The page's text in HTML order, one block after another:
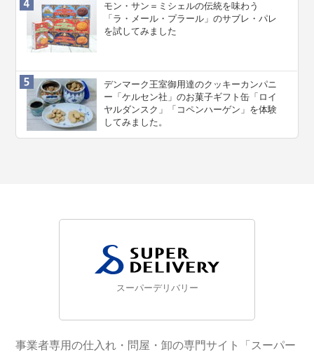
モン・サン＝ミシェルの伝統を味わう
「ラ・メール・プラール」のサブレ・パレ
を試してみました
デンマーク王室御用達のクッキーカンパニ
ー「ケルセン社」のお菓子ギフト缶「ロイ
ヤルダンスク」「コペンハーゲン」を体験
してみました。
スーパーデリバリー
事業者専用の仕入れ・問屋・卸の専門サイト「スーパー